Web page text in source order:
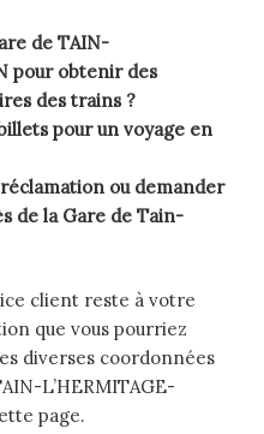
de TAIN-
pour obtenir des
des trains ?
pour un voyage en
ou demander
de la Gare de Tain-
client reste à votre
que vous pourriez
diverses coordonnées
L’HERMITAGE-
page.